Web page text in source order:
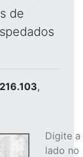
de
,
Digite
lado no